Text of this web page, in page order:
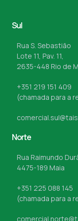
Sul
Rua S. Sebastião
Lote 11, Pav. 11,
2635-448 Rio de
+351 219 151 409
(chamada para a
Norte
Rua Raimundo
4475-189 Maia
+351 225 088 145
(chamada para a